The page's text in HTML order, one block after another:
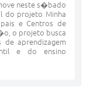
neste s�bado
do projeto Minha
e Centros de
o projeto busca
aprendizagem
e do ensino